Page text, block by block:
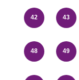
42 43
48 49